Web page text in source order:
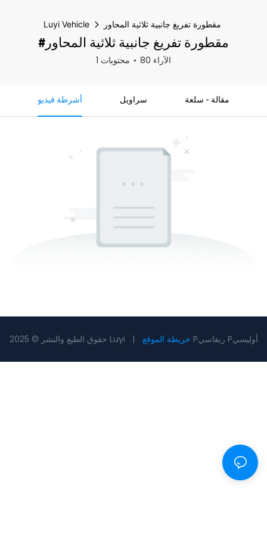
Luyi Vehicle مقطورة تفريغ جانبية ثلاثية المحاور
#مقطورة تفريغ جانبية ثلاثية المحاور
1 محتويات 80 الآراء
أشرطة فيديو سراويل مقالة - سلعة
حقوق الطبع والنشر © 2025 Luyi | Pريفاسي Pأوليسي